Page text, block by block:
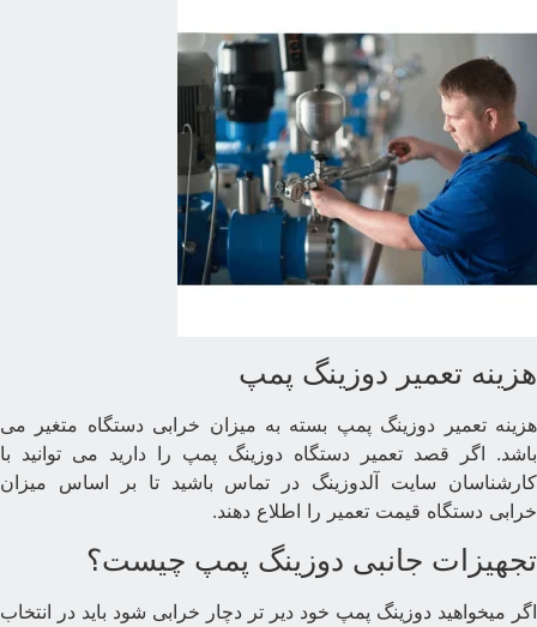
هزینه تعمیر دوزینگ پمپ
هزینه تعمیر دوزینگ پمپ بسته به میزان خرابی دستگاه متغیر می
باشد. اگر قصد تعمیر دستگاه دوزینگ پمپ را دارید می توانید با
کارشناسان سایت آلدوزینگ در تماس باشید تا بر اساس میزان
خرابی دستگاه قیمت تعمیر را اطلاع دهند.
تجهیزات جانبی دوزینگ پمپ چیست؟
اگر میخواهید دوزینگ پمپ خود دیر تر دچار خرابی شود باید در انتخاب